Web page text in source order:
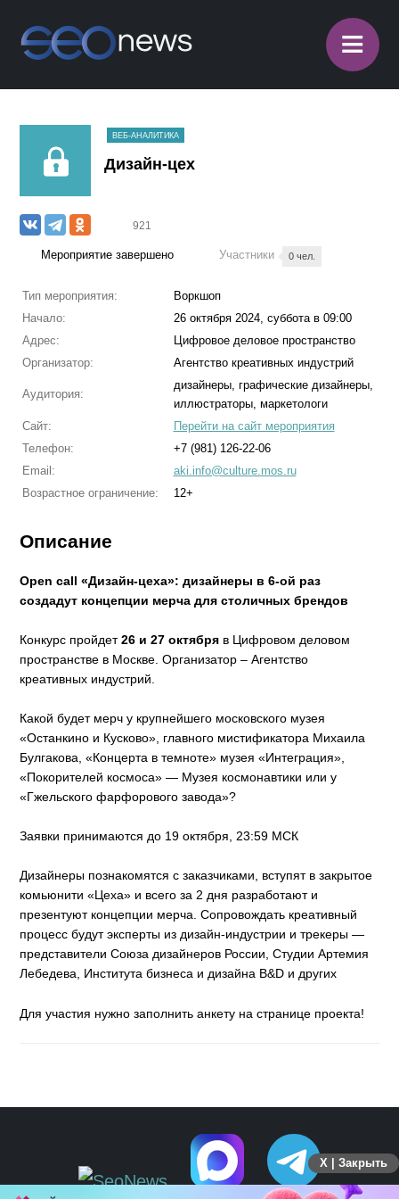
≡
ВЕБ-АНАЛИТИКА
Дизайн-цех
921
Мероприятие завершено Участники 0 чел.
Тип мероприятия:
Воркшоп
Начало:
26 октября 2024, суббота в 09:00
Адрес:
Цифровое деловое пространство
Организатор:
Агентство креативных индустрий
Аудитория:
дизайнеры, графические дизайнеры,
иллюстраторы, маркетологи
Сайт:
Перейти на сайт мероприятия
Телефон:
+7 (981) 126-22-06
Email:
aki.info@culture.mos.ru
Возрастное ограничение:
12+
Описание
Open call «Дизайн-цеха»: дизайнеры в 6-ой раз
создадут концепции мерча для столичных брендов
Конкурс пройдет26 и 27 октября в Цифровом деловом
пространстве в Москве. Организатор – Агентство
креативных индустрий.
Какой будет мерч у крупнейшего московского музея
«Останкино и Кусково», главного мистификатора Михаила
Булгакова, «Концерта в темноте» музея «Интеграция»,
«Покорителей космоса» — Музея космонавтики или у
«Гжельского фарфорового завода»?
Заявки принимаются до 19 октября, 23:59 МСК
Дизайнеры познакомятся с заказчиками, вступят в закрытое
комьюнити «Цеха» и всего за 2 дня разработают и
презентуют концепции мерча. Сопровождать креативный
процесс будут эксперты из дизайн-индустрии и трекеры —
представители Союза дизайнеров России, Студии Артемия
Лебедева, Института бизнеса и дизайна B&D и других
Для участия нужно заполнить анкету на странице проекта!
X | Закрыть